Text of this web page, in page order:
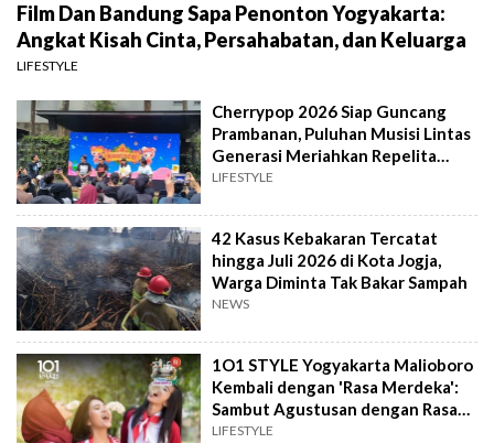
Film Dan Bandung Sapa Penonton Yogyakarta:
Angkat Kisah Cinta, Persahabatan, dan Keluarga
LIFESTYLE
Cherrypop 2026 Siap Guncang
Prambanan, Puluhan Musisi Lintas
Generasi Meriahkan Repelita
Musik
LIFESTYLE
42 Kasus Kebakaran Tercatat
hingga Juli 2026 di Kota Jogja,
Warga Diminta Tak Bakar Sampah
NEWS
1O1 STYLE Yogyakarta Malioboro
Kembali dengan 'Rasa Merdeka':
Sambut Agustusan dengan Rasa
dan Tawa
LIFESTYLE